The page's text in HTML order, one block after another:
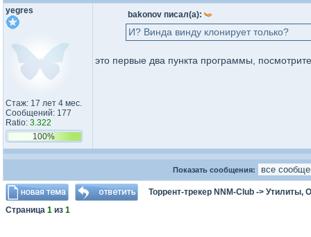
yegres
Стаж: 17 лет 4 мес.
Сообщений: 177
Ratio: 3.322
100%
bakonov писал(а):
И? Винда винду клонирует только?
это первые два пункта программы,
Показать сообщения:
Торрент-трекер NNM-Club -> Утилиты,
Страница 1 из 1